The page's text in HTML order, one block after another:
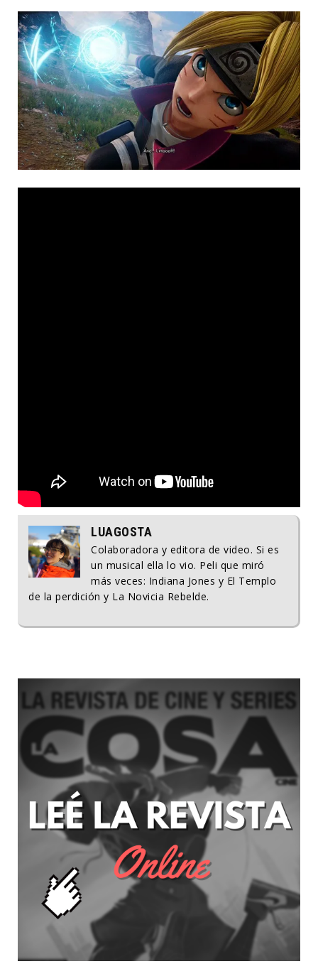
LUAGOSTA
Colaboradora y editora de video. Si es
un musical ella lo vio. Peli que miró
más veces: Indiana Jones y El Templo
de la perdición y La Novicia Rebelde.